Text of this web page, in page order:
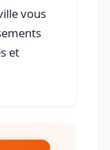
vous
et